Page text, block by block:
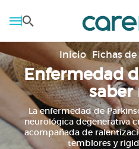
Inicio Fichas
Enfermedad
saber
La enfermedad de
neurológica degenerativa
acompañada de
temblores y